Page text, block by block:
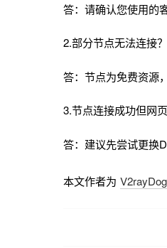
答：请确认您使用的
2.部分节点无法连接？
答：节点为免费资源
3.节点连接成功但网
答：建议先尝试更换
本文作者为 V2rayDog